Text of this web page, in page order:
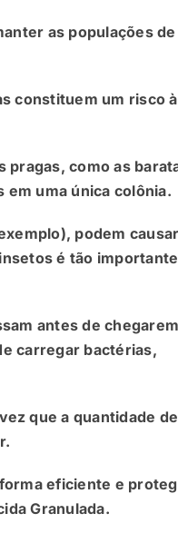
as populações de
constituem um risco à
pragas, como as
em uma única colônia.
podem causar
é tão importante
antes de
carregar bactérias,
que a quantidade de
eficiente e
Granulada.